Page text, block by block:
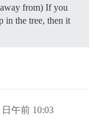
from) If you
in the tree, then it
日午前 10:03